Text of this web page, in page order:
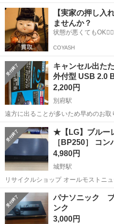
中★ワンルーム寮完備！赴任旅費会社
車場あり！正社員登用あり！《熊本県菊池郡大
仕事 ◇半導体製造装置の組立...
熊本 その他
【実家の押し入
ませんか？
状態が悪くても
COYASH
キャンセル出た
外付型 USB 2.0
2,200円
別府駅
遠方に出ることが多いため早めのお取り
DATA製の外付けBlu-ray Discドライ
のパソコンをBlu-ray対応にパワーア
福岡 福岡市 別府駅 映像プ
USB
★【LG】ブルーレイ
［BP250］ コ
4,980円
城野駅
リサイクルショップ オールモストニュー北九州
期間限定でネット表示価格よりも特
す!! 気になっている商品がありまし
い合わせ下さいませ!! ...
福岡 北九州市 城野駅 映
商品
パナソニック
ンク
3,000円